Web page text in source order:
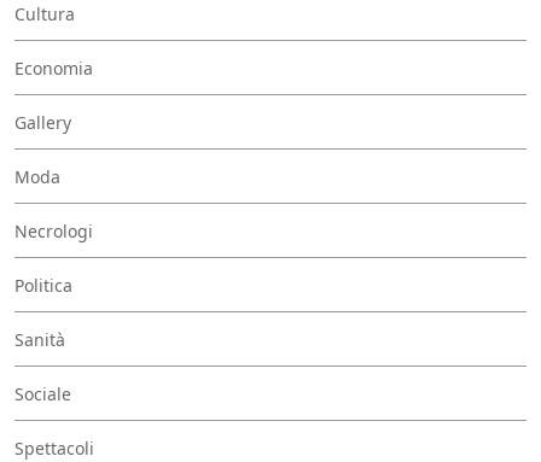
Cultura
Economia
Gallery
Moda
Necrologi
Politica
Sanità
Sociale
Spettacoli